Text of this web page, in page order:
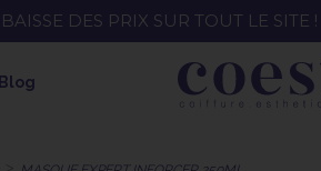
+ SPRAY + SHAMPOING
Blog